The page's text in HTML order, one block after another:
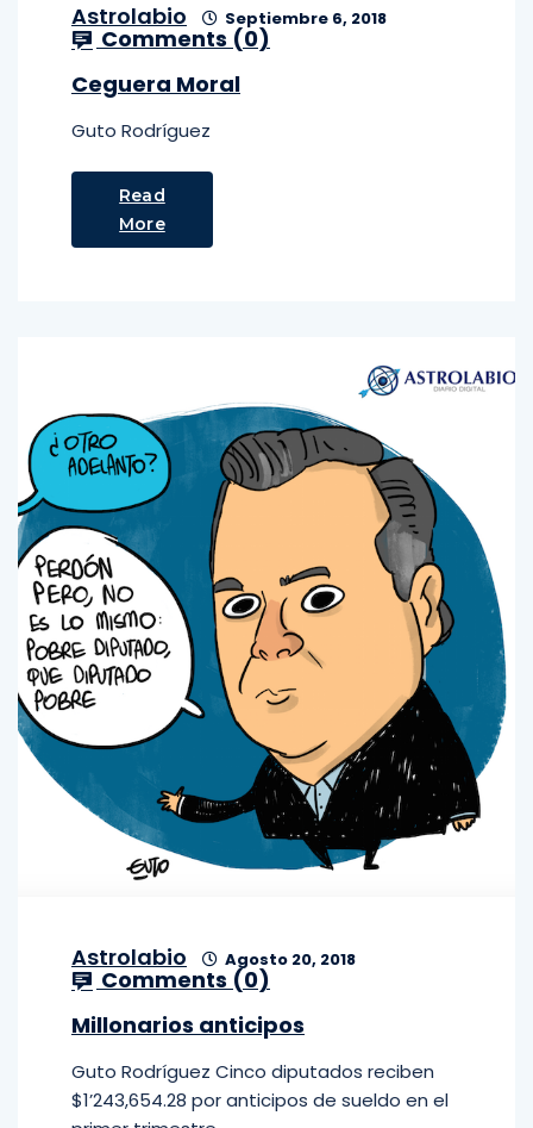
Astrolabio Septiembre 6, 2018
Comments (0)
Ceguera Moral
Guto Rodríguez
Read
More
Astrolabio Agosto 20, 2018
Comments (0)
Millonarios anticipos
Guto Rodríguez Cinco diputados reciben
$1’243,654.28 por anticipos de sueldo en el